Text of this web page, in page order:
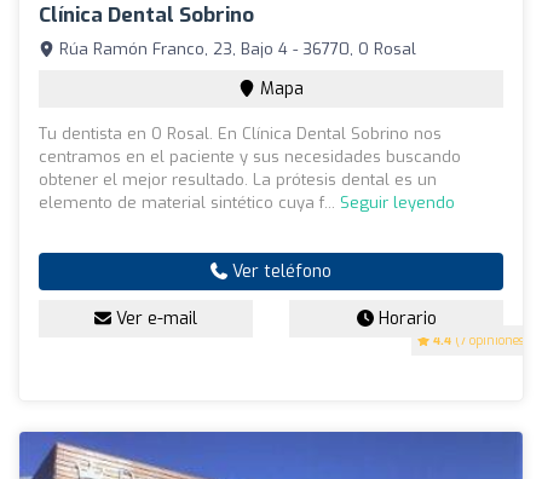
Clínica Dental Sobrino
4.4 (7 opiniones)
Rúa Ramón Franco, 23, Bajo 4 - 36770, O Rosal
Mapa
Tu dentista en O Rosal. En Clínica Dental Sobrino nos
centramos en el paciente y sus necesidades buscando
obtener el mejor resultado. La prótesis dental es un
elemento de material sintético cuya f... Seguir leyendo
Ver teléfono
Ver e-mail Horario